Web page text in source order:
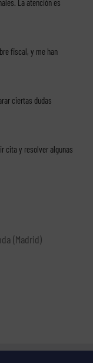
La atención es
fiscal, y me han
ciertas dudas
cita y resolver algunas
(Madrid)